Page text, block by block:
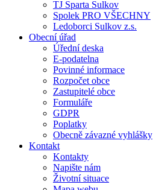
TJ Sparta Sulkov
Spolek PRO VŠECHNY
Ledoborci Sulkov z.s.
Obecní úřad
Úřední deska
E-podatelna
Povinné informace
Rozpočet obce
Zastupitelé obce
Formuláře
GDPR
Poplatky
Obecně závazné vyhlášky
Kontakt
Kontakty
Napište nám
Životní situace